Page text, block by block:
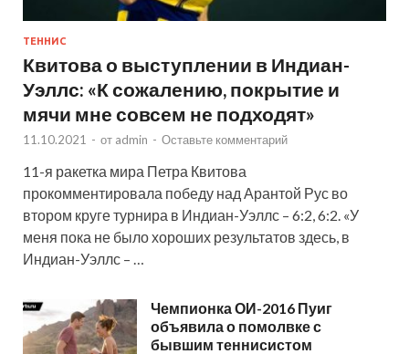
ТЕННИС
Квитова о выступлении в Индиан-
Уэллс: «К сожалению, покрытие и
мячи мне совсем не подходят»
11.10.2021 - от admin - Оставьте комментарий
11-я ракетка мира Петра Квитова
прокомментировала победу над Арантой Рус во
втором круге турнира в Индиан-Уэллс – 6:2, 6:2. «У
меня пока не было хороших результатов здесь, в
Индиан-Уэллс – …
Чемпионка ОИ-2016 Пуиг
объявила о помолвке с
бывшим теннисистом